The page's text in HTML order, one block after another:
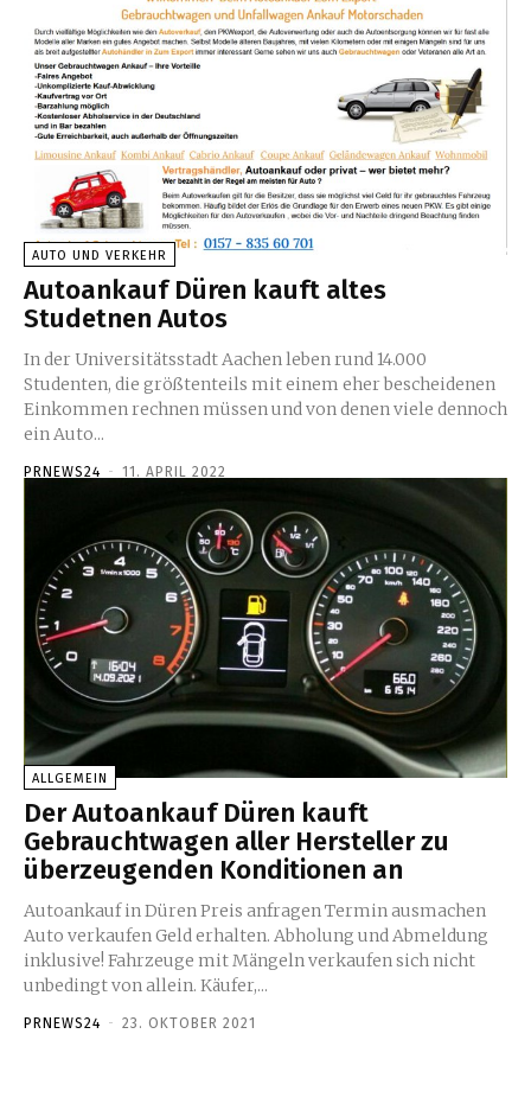
AUTO UND VERKEHR
Autoankauf Düren kauft altes
Studetnen Autos
In der Universitätsstadt Aachen leben rund 14.000
Studenten, die größtenteils mit einem eher bescheidenen
Einkommen rechnen müssen und von denen viele dennoch
ein Auto...
PRNEWS24 - 11. APRIL 2022
ALLGEMEIN
Der Autoankauf Düren kauft
Gebrauchtwagen aller Hersteller zu
überzeugenden Konditionen an
Autoankauf in Düren Preis anfragen Termin ausmachen
Auto verkaufen Geld erhalten. Abholung und Abmeldung
inklusive! Fahrzeuge mit Mängeln verkaufen sich nicht
unbedingt von allein. Käufer,...
PRNEWS24 - 23. OKTOBER 2021